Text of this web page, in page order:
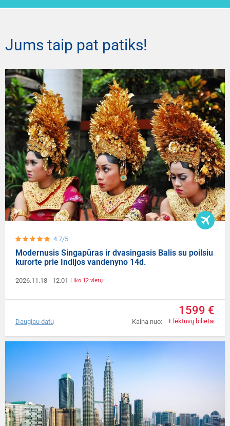
Jums taip pat patiks!
4.7/5
Modernusis Singapūras ir dvasingasis Balis su poilsiu
kurorte prie Indijos vandenyno 14d.
2026.11.18 - 12.01 Liko 12 vietų
Kaina nuo:
1599 €
+ lėktuvų bilietai
Daugiau datų